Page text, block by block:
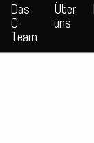
Das
C-
Team
Über
uns